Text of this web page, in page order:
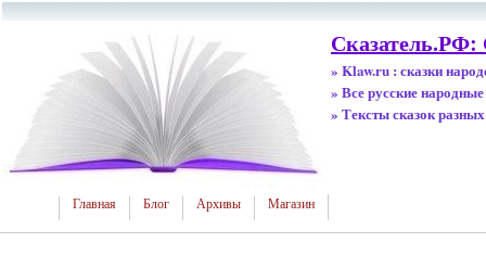
Сказатель.РФ:
» Klaw.ru : сказки
» Все русские народные
» Тексты сказок
Главная Блог Архивы Магазин